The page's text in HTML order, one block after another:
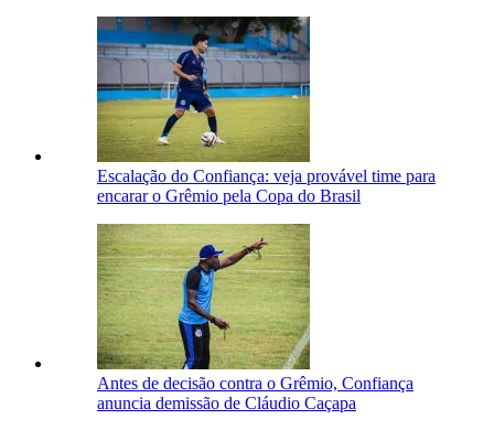
Escalação do Confiança: veja provável time para
encarar o Grêmio pela Copa do Brasil
Antes de decisão contra o Grêmio, Confiança
anuncia demissão de Cláudio Caçapa